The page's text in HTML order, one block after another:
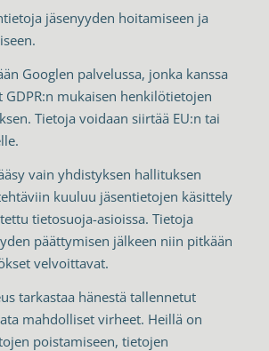
jäsenyyden hoitamiseen ja
Googlen palvelussa, jonka kanssa
mukaisen henkilötietojen
Tietoja voidaan siirtää EU:n tai
vain yhdistyksen hallituksen
kuuluu jäsentietojen käsittely
tietosuoja-asioissa. Tietoja
päättymisen jälkeen niin pitkään
velvoittavat.
tarkastaa hänestä tallennetut
mahdolliset virheet. Heillä on
poistamiseen, tietojen